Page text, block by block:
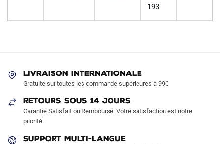
193
LIVRAISON INTERNATIONALE
Gratuite sur toutes les commande supérieures à 99€
RETOURS SOUS 14 JOURS
Garantie Satisfait ou Remboursé. Votre satisfaction est notre
priorité.
SUPPORT MULTI-LANGUE